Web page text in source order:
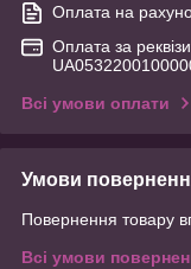
Оплата на
Оплата за
Всі умови оплати
Умови
Повернення товару
Всі умови